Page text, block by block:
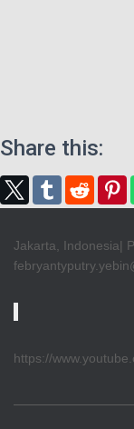
Share this:
Jakarta, Indonesia|
https://